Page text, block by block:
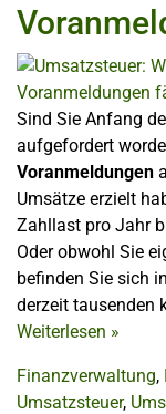
Sind Sie Anfang
aufgefordert
Voranmeldungen
Umsätze erzielt
Zahllast pro Jahr
Oder obwohl Sie
befinden Sie sich
derzeit tausenden
Weiterlesen »
Finanzverwaltung,
Umsatzsteuer,